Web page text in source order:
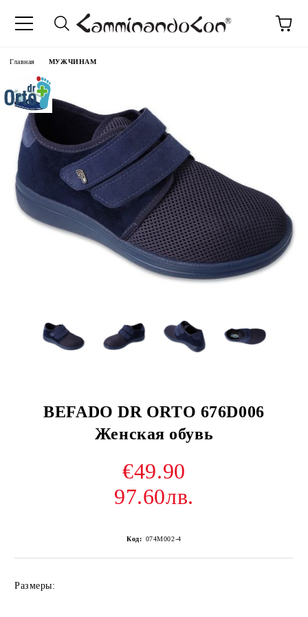
Главная МУЖЧИНАМ
BEFADO DR ORTO 676D006
Женская обувь
€49.90
97.60лв.
Код: 074M002-4
Размеры: